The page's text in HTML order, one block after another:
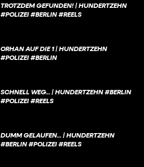
TROTZDEM GEFUNDEN! | HUNDERTZEHN
#POLIZEI #BERLIN #REELS
ORHAN AUF DIE 1 | HUNDERTZEHN
#POLIZEI #BERLIN
SCHNELL WEG... | HUNDERTZEHN #BERLIN
#POLIZEI #REELS
DUMM GELAUFEN... | HUNDERTZEHN
#BERLIN #POLIZEI #REELS